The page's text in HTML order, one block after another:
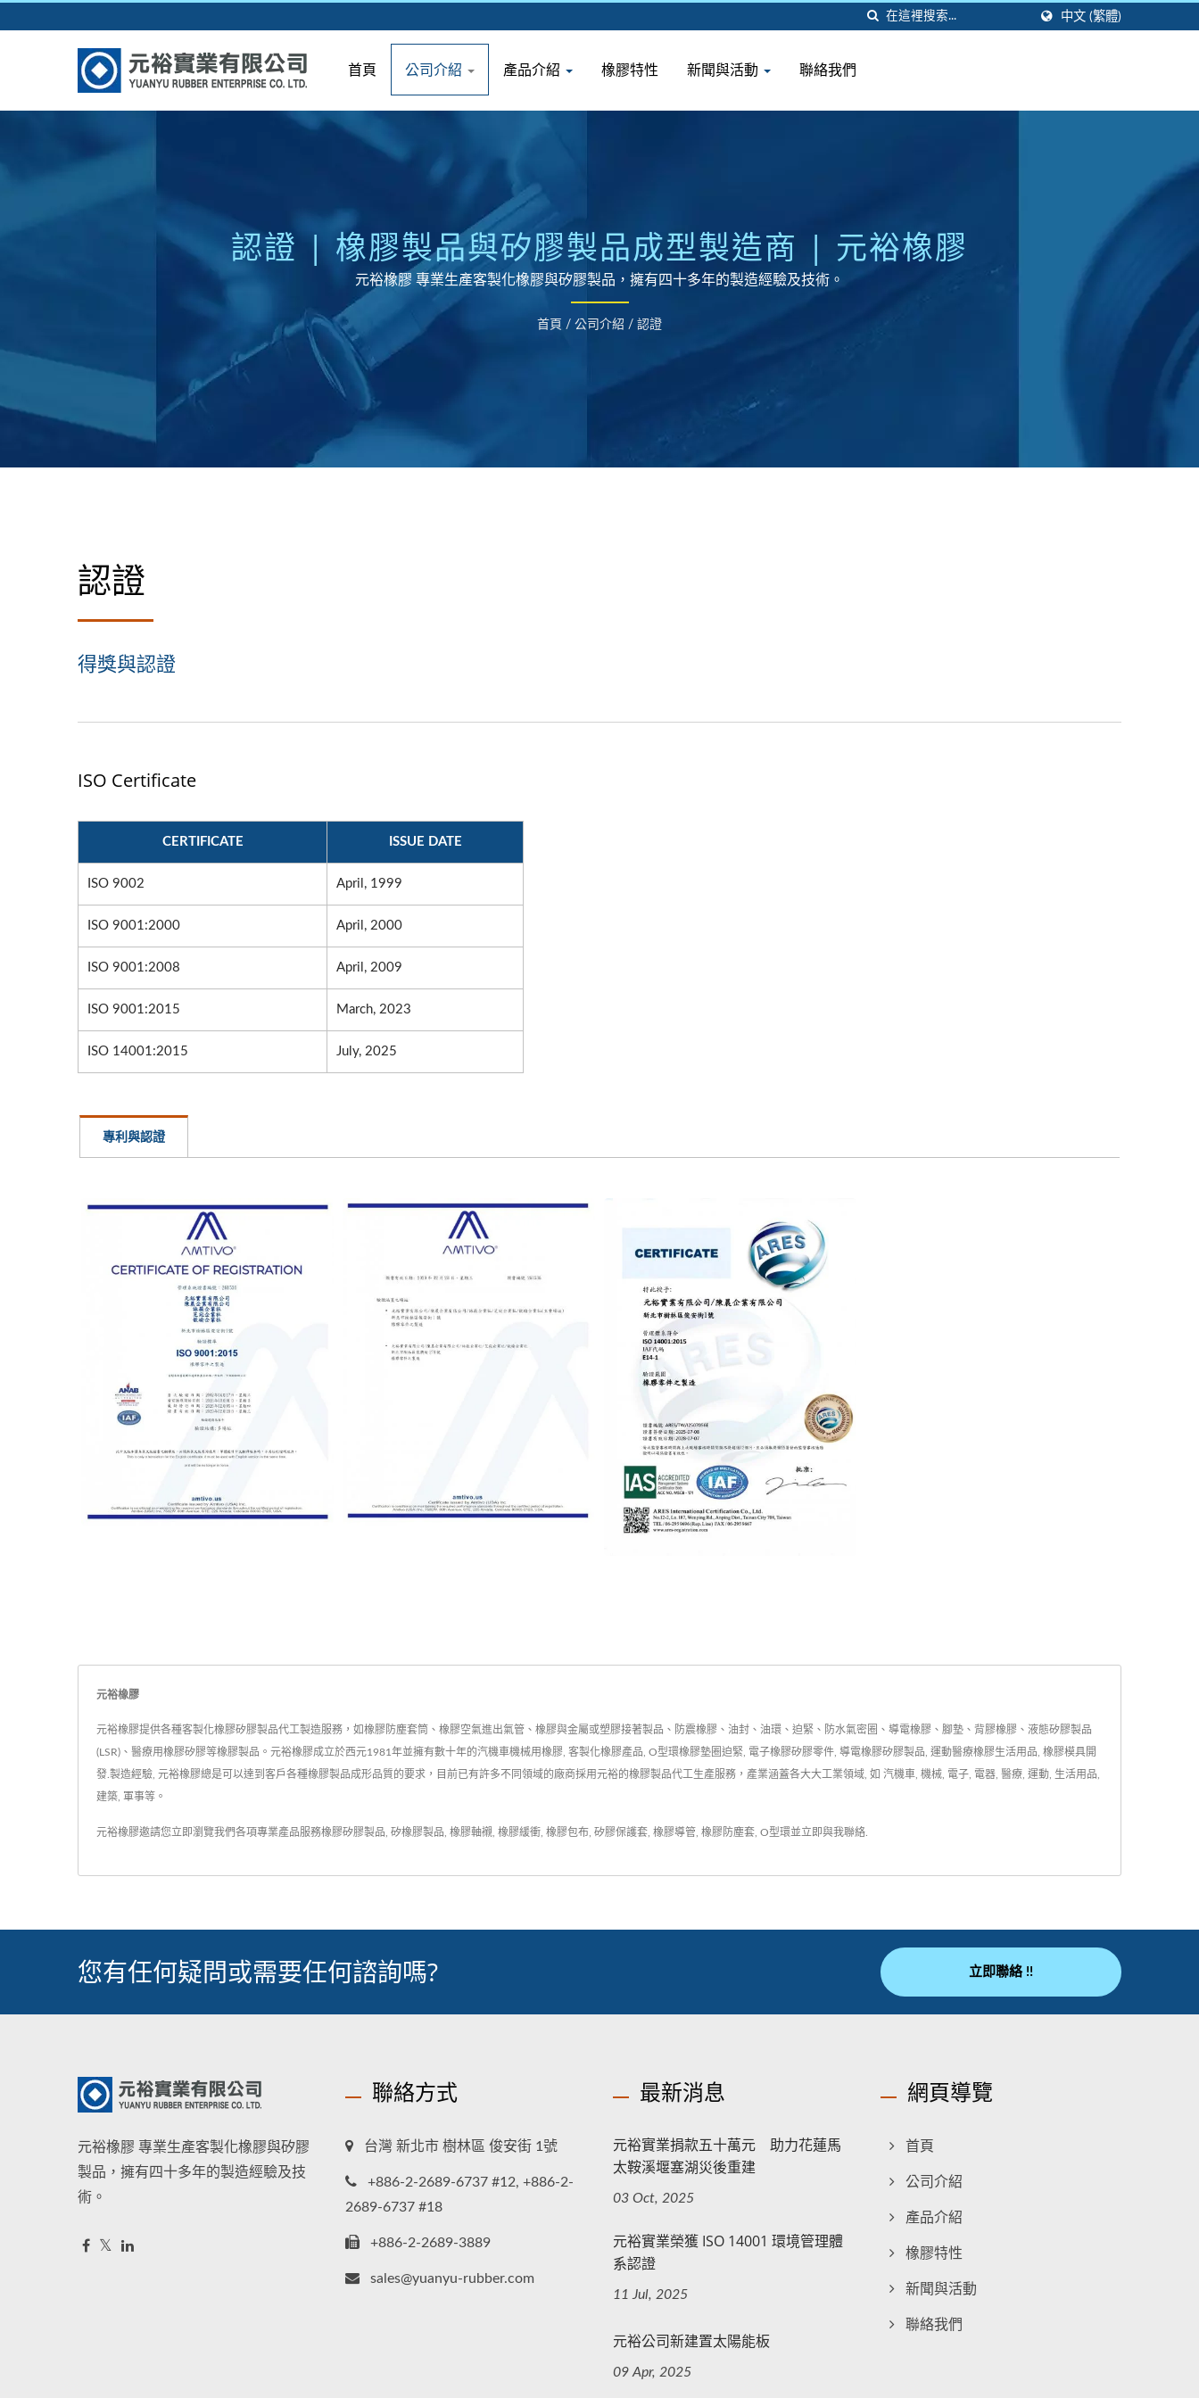
中文 (繁體)
首頁 公司介紹 產品介紹 橡膠特性 新聞與活動 聯絡我們
認證 | 橡膠製品與矽膠製品成型製造商 | 元裕橡膠
元裕橡膠 專業生產客製化橡膠與矽膠製品，擁有四十多年的製造經驗及技術。
首頁 / 公司介紹 / 認證
認證
得獎與認證
ISO Certificate
CERTIFICATE ISSUE DATE
ISO 9002 April, 1999
ISO 9001:2000 April, 2000
ISO 9001:2008 April, 2009
ISO 9001:2015 March, 2023
ISO 14001:2015 July, 2025
專利與認證
元裕橡膠
元裕橡膠提供各種客製化橡膠矽膠製品代工製造服務，如橡膠防塵套筒、橡膠空氣進出氣管、橡膠與金屬或塑膠接著製品、防震橡膠、油封、油環、迫緊、防水氣密圈、導電橡膠、腳墊、背膠橡膠、液態矽膠製品
(LSR)、醫療用橡膠矽膠等橡膠製品。元裕橡膠成立於西元1981年並擁有數十年的汽機車機械用橡膠, 客製化橡膠產品, O型環橡膠墊圈迫緊, 電子橡膠矽膠零件, 導電橡膠矽膠製品, 運動醫療橡膠生活用品, 橡膠模具開
發.製造經驗, 元裕橡膠總是可以達到客戶各種橡膠製品成形品質的要求，目前已有許多不同領域的廠商採用元裕的橡膠製品代工生產服務，產業涵蓋各大大工業領域, 如 汽機車, 機械, 電子, 電器, 醫療, 運動, 生活用品,
建築, 軍事等。
元裕橡膠邀請您立即瀏覽我們各項專業產品服務橡膠矽膠製品 矽橡膠製品 橡膠軸襯 橡膠緩衝 橡膠包布 矽膠保護套 橡膠導管 橡膠防塵套 O型環並立即與我聯絡
您有任何疑問或需要任何諮詢嗎? 立即聯絡 !!
元裕橡膠 專業生產客製化橡膠與矽膠
製品，擁有四十多年的製造經驗及技
術。
聯絡方式
台灣 新北市 樹林區 俊安街 1號
+886-2-2689-6737 #12, +886-2-
2689-6737 #18
+886-2-2689-3889
sales@yuanyu-rubber.com
最新消息
元裕實業捐款五十萬元 助力花蓮馬
太鞍溪堰塞湖災後重建
03 Oct, 2025
元裕實業榮獲 ISO 14001 環境管理體
系認證
11 Jul, 2025
元裕公司新建置太陽能板
09 Apr, 2025
網頁導覽
首頁
公司介紹
產品介紹
橡膠特性
新聞與活動
聯絡我們